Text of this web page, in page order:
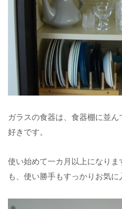
ガラスの食器は、食器棚に並
好きです。
使い始めて一カ月以上になり
も、使い勝手もすっかりお気に